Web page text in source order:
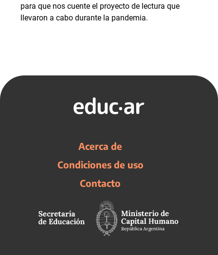
para que nos cuente el proyecto de lectura que
llevaron a cabo durante la pandemia.
Acerca de
Condiciones de uso
Contacto